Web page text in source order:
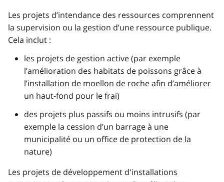
Les projets d’intendance des ressources comprennent
la supervision ou la gestion d’une ressource publique.
Cela inclut :
les projets de gestion active (par exemple
l’amélioration des habitats de poissons grâce à
l’installation de moellon de roche afin d’améliorer
un haut-fond pour le frai)
des projets plus passifs ou moins intrusifs (par
exemple la cession d’un barrage à une
municipalité ou un office de protection de la
nature)
Les projets de développement d'installations